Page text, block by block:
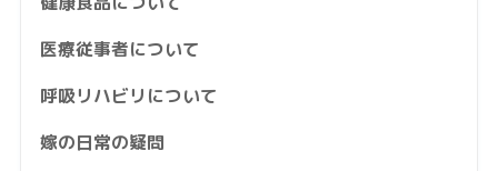
医療従事者について
呼吸リハビリについて
嫁の日常の疑問